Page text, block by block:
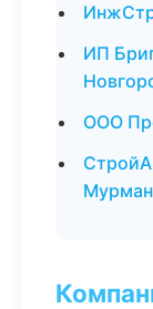
ИП
ООО